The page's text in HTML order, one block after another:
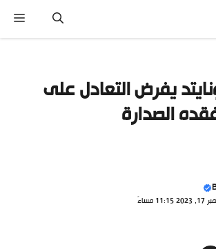
يفرض التعادل على
الصدارة